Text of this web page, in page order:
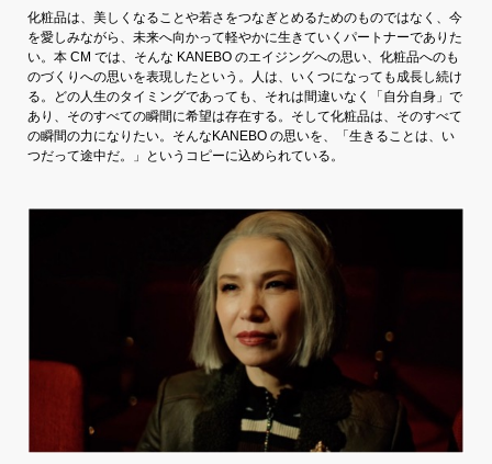
化粧品は、美しくなることや若さをつなぎとめるためのものではなく、今
を愛しみながら、未来へ向かって軽やかに生きていくパートナーでありた
い。本 CM では、そんな KANEBO のエイジングへの思い、化粧品へのも
のづくりへの思いを表現したという。人は、いくつになっても成長し続け
る。どの人生のタイミングであっても、それは間違いなく「自分自身」で
あり、そのすべての瞬間に希望は存在する。そして化粧品は、そのすべて
の瞬間の力になりたい。そんなKANEBO の思いを、「生きることは、い
つだって途中だ。」というコピーに込められている。